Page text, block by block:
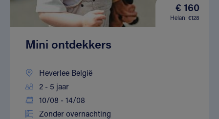
€ 160
Helan: €128
Mini ontdekkers
Heverlee België
2 - 5 jaar
10/08 - 14/08
Zonder overnachting